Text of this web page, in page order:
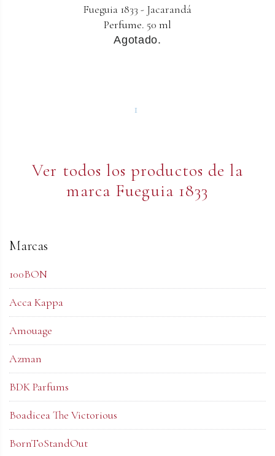
Fueguia 1833 - Jacarandá
Perfume. 50 ml
Agotado.
1
Ver todos los productos de la
marca Fueguia 1833
Marcas
100BON
Acca Kappa
Amouage
Azman
BDK Parfums
Boadicea The Victorious
BornToStandOut